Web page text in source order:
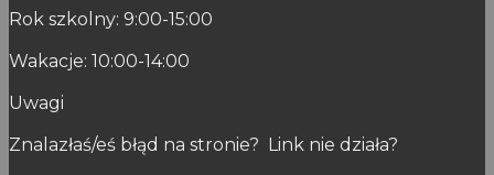
Rok szkolny: 9:00-15:00
Wakacje: 10:00-14:00
Uwagi
Znalazłaś/eś błąd na stronie? Link nie działa?